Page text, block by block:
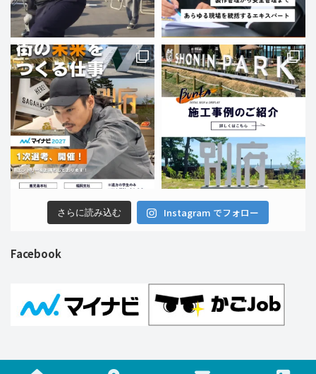
さらに読み込む Instagram でフォロー
Facebook
Copyright © 株式会社ブンカ巧芸社 All Rights Reserved.